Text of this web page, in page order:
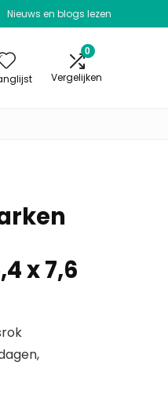
Nieuws en blogs lezen
0
Vergelijken
x 7,6